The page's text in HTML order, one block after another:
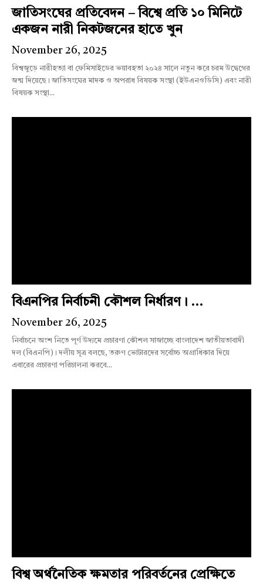
জাতিসংঘের প্রতিবেদন – বিশ্বে প্রতি ১০ মিনিটে
একজন নারী নিকটজনের হাতে খুন
November 26, 2025
বিশ্বজুড়ে নারীহত্যা বা ফেমিসাইডের ভয়াবহতা ২০২৪ সালে নতুন করে চরম উদ্বেগের
জন্ম দিয়েছে। জাতিসংঘের মাদক ও অপরাধ বিষয়ক সংস্থা (ইউএনওডিসি) এবং নারী
বিষয়ক সংস্থা...
বিএনপির নির্বাচনী কৌশল নির্ধারণ। ...
November 26, 2025
নির্বাচনে অংশ নিতে পূর্ণ উদ্যমে প্রচারণা কৌশল সাজাচ্ছে বাংলাদেশ জাতীয়তাবাদী
দল (বিএনপি)। দলীয় সূত্র বলছে, তরুণ ভোটারদের সর্বোচ্চ অগ্রাধিকার দিয়ে
এবারের প্রচারণা পরিচালনা করবে...
বিশ্ব অর্থনৈতিক ক্ষমতার পরিবর্তনের প্রেক্ষিতে